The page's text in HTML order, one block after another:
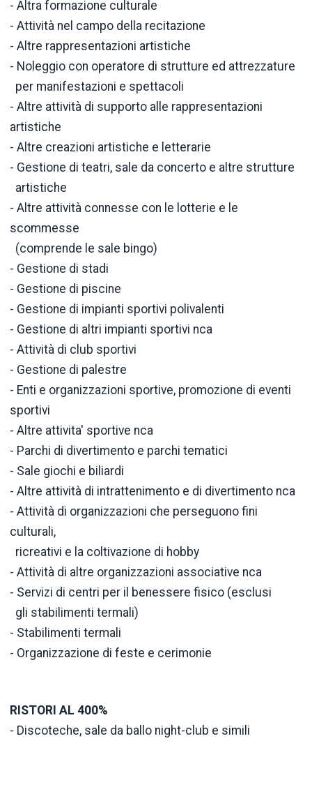
- Altra formazione culturale
- Attività nel campo della recitazione
- Altre rappresentazioni artistiche
- Noleggio con operatore di strutture ed attrezzature
per manifestazioni e spettacoli
- Altre attività di supporto alle rappresentazioni
artistiche
- Altre creazioni artistiche e letterarie
- Gestione di teatri, sale da concerto e altre strutture
artistiche
- Altre attività connesse con le lotterie e le
scommesse
(comprende le sale bingo)
- Gestione di stadi
- Gestione di piscine
- Gestione di impianti sportivi polivalenti
- Gestione di altri impianti sportivi nca
- Attività di club sportivi
- Gestione di palestre
- Enti e organizzazioni sportive, promozione di eventi
sportivi
- Altre attivita' sportive nca
- Parchi di divertimento e parchi tematici
- Sale giochi e biliardi
- Altre attività di intrattenimento e di divertimento nca
- Attività di organizzazioni che perseguono fini
culturali,
ricreativi e la coltivazione di hobby
- Attività di altre organizzazioni associative nca
- Servizi di centri per il benessere fisico (esclusi
gli stabilimenti termali)
- Stabilimenti termali
- Organizzazione di feste e cerimonie
RISTORI AL 400%
- Discoteche, sale da ballo night-club e simili